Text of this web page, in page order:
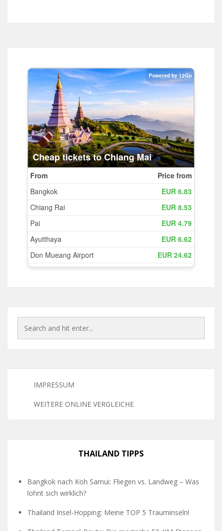
IMPRESSUM
WEITERE ONLINE VERGLEICHE
THAILAND TIPPS
Bangkok nach Koh Samui: Fliegen vs. Landweg – Was
lohnt sich wirklich?
Thailand Insel-Hopping: Meine TOP 5 Trauminseln!